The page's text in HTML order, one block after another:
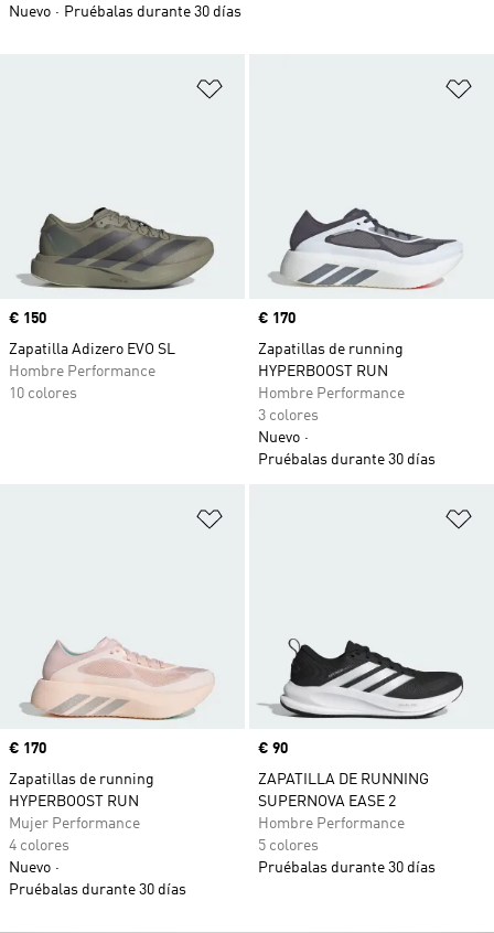
Precio
€ 150
Zapatilla Adizero EVO SL
Hombre Performance
10 colores
Precio
€ 170
Zapatillas de running
HYPERBOOST RUN
Hombre Performance
3 colores
Nuevo
Pruébalas durante 30 días
Precio
€ 170
Zapatillas de running
HYPERBOOST RUN
Mujer Performance
4 colores
Nuevo
Pruébalas durante 30 días
Precio
€ 90
ZAPATILLA DE RUNNING
SUPERNOVA EASE 2
Hombre Performance
5 colores
Pruébalas durante 30 días
Nuevo
Pruébalas durante 30 días